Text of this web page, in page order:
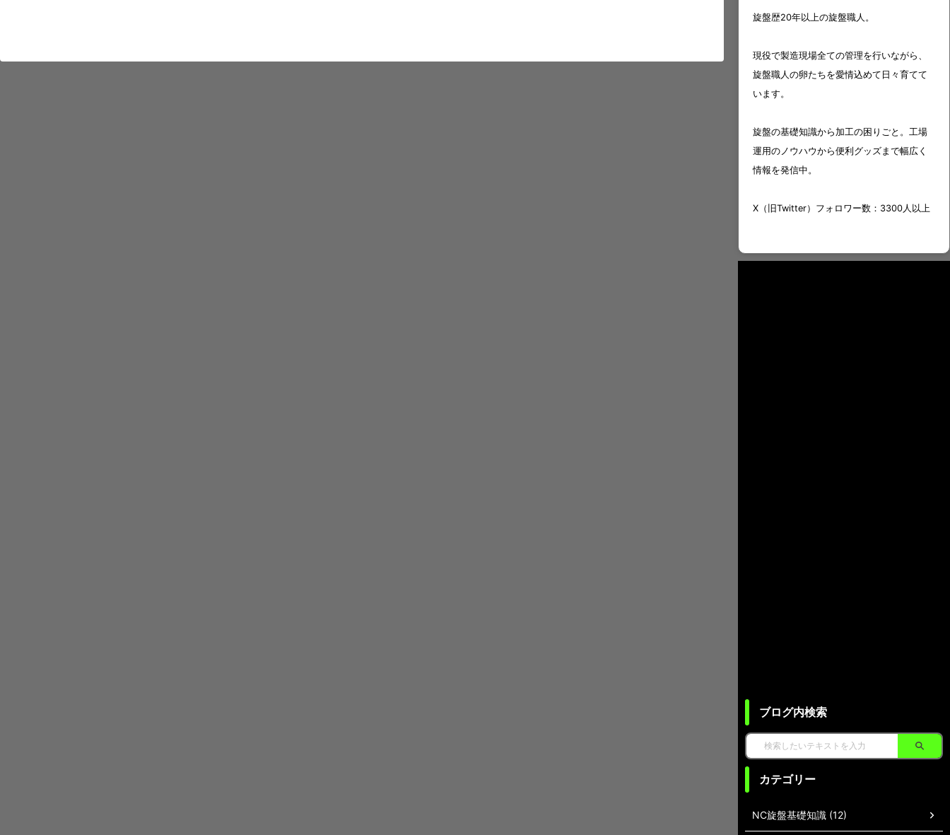
旋盤歴20年以上の旋盤職人。
現役で製造現場全ての管理を行いながら、
旋盤職人の卵たちを愛情込めて日々育てて
います。
旋盤の基礎知識から加工の困りごと。工場
運用のノウハウから便利グッズまで幅広く
情報を発信中。
X（旧Twitter）フォロワー数：3300人以上
ブログ内検索
カテゴリー
NC旋盤基礎知識 (12)